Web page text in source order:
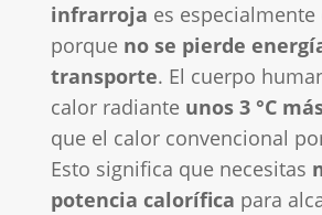
infrarroja es especialmente
porque no se pierde
transporte. El cuerpo
calor radiante unos 3 °C
que el calor convencional
Esto significa que necesitas
potencia calorífica para